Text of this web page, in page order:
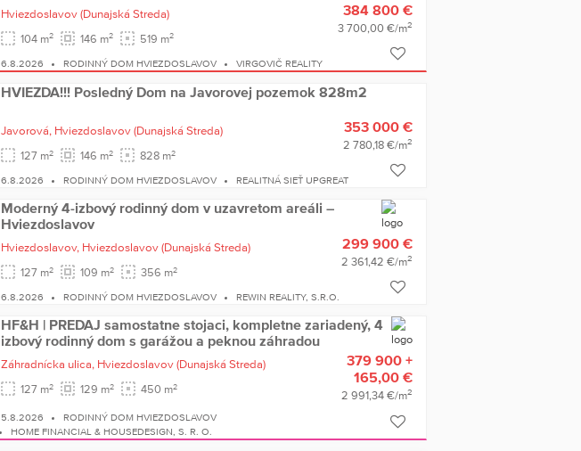
Hviezdoslavov (Dunajská Streda)
104 m2 146 m2 519 m2
384 800 €
3 700,00 €/m2
6.8.2026 RODINNÝ DOM HVIEZDOSLAVOV VIRGOVIČ REALITY
HVIEZDA!!! Posledný Dom na Javorovej pozemok 828m2
Javorová, Hviezdoslavov (Dunajská Streda)
127 m2 146 m2 828 m2
353 000 €
2 780,18 €/m2
6.8.2026 RODINNÝ DOM HVIEZDOSLAVOV REALITNÁ SIEŤ UPGREAT
Moderný 4-izbový rodinný dom v uzavretom areáli –
Hviezdoslavov
Hviezdoslavov, Hviezdoslavov (Dunajská Streda)
127 m2 109 m2 356 m2
299 900 €
2 361,42 €/m2
6.8.2026 RODINNÝ DOM HVIEZDOSLAVOV REWIN REALITY, S.R.O.
HF&H | PREDAJ samostatne stojaci, kompletne zariadený, 4
izbový rodinný dom s garážou a peknou záhradou
Záhradnícka ulica, Hviezdoslavov (Dunajská Streda)
127 m2 129 m2 450 m2
379 900 +
165,00 €
2 991,34 €/m2
5.8.2026
RODINNÝ DOM HVIEZDOSLAVOV
HOME FINANCIAL & HOUSEDESIGN, S. R. O.